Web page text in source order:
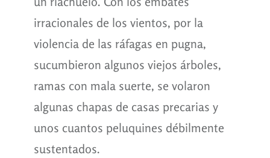
irracionales de los vientos, por la
violencia de las ráfagas en pugna,
sucumbieron algunos viejos árboles,
ramas con mala suerte, se volaron
algunas chapas de casas precarias y
unos cuantos peluquines débilmente
sustentados.